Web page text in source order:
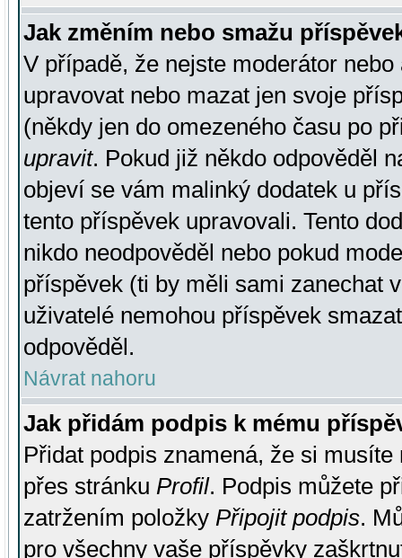
Jak změním nebo smažu
V případě, že nejste moderátor
upravovat nebo mazat jen svoje
(někdy jen do omezeného času po
upravit. Pokud již někdo odpověděl
objeví se vám malinký dodatek u
tento příspěvek upravovali. Tento
nikdo neodpověděl nebo pokud
příspěvek (ti by měli sami zanechat
uživatelé nemohou příspěvek
odpověděl.
Návrat nahoru
Jak přidám podpis k mému
Přidat podpis znamená, že si
přes stránku Profil. Podpis můžete
zatržením položky Připojit podpis.
pro všechny vaše příspěvky